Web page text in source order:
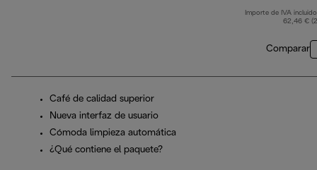
Importe de IVA
62,46 €
Comparar
Café de calidad superior
Nueva interfaz de usuario
Cómoda limpieza automática
¿Qué contiene el paquete?